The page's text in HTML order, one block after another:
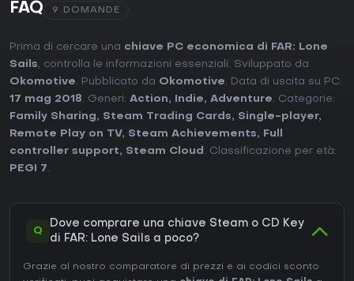
FAQ 9 DOMANDE
Prima di cercare una chiave PC economica di FAR: Lone
Sails, controlla le informazioni essenziali. Sviluppato da
Okomotive. Pubblicato da Okomotive. Data di uscita su PC:
17 mag 2018. Generi: Action, Indie, Adventure. Categorie:
Family Sharing, Steam Trading Cards, Single-player,
Remote Play on TV, Steam Achievements,
Full
controller support, Steam Cloud . Classificazione per età:
PEGI 7.
Q
Dove comprare una chiave Steam o CD Key
di FAR: Lone Sails a poco?
Grazie al nostro comparatore di prezzi e ai codici sconto